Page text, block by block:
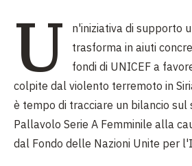
U
n'iniziativa di supporto
trasforma in aiuti
fondi di UNICEF a
colpite dal violento terremoto in
è tempo di tracciare un bilancio sul
Pallavolo Serie A Femminile alla
dal Fondo delle Nazioni Unite per